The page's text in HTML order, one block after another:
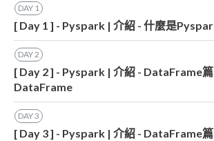
DAY 1
[ Day 1 ] - Pyspark | 介紹 - 什麼是
DAY2
[ Day 2 ] - Pyspark | 介紹 - DataFrame
DataFrame
DAY3
[ Day 3 ] - Pyspark | 介紹 - DataFrame